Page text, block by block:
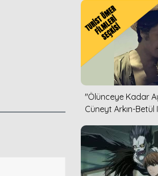
''Ölünceye Kadar
Cüneyt Arkın-Betül